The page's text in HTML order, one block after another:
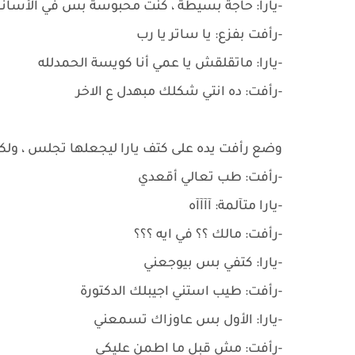
-يارا: حاجة بسيطة ، كنت محبوسة بس في
-رأفت بفزع: يا ساتر يا رب
-يارا: ماتقلقش يا عمي أنا كويسة الحمدلله
-رأفت: ده انتي شكلك مبهدل ع الاخر
وضع رأفت يده على كتف يارا ليجعلها تجلس ،
-رأفت: طب تعالي أقعدي
-يارا متآلمة: آآآآه
-رأفت: مالك ؟؟ في ايه ؟؟؟
-يارا: كتفي بس بيوجعني
-رأفت: طيب استني اجيبلك الدكتورة
-يارا: الأول بس عاوزاك تسمعني
-رأفت: مش قبل ما اطمن عليكي